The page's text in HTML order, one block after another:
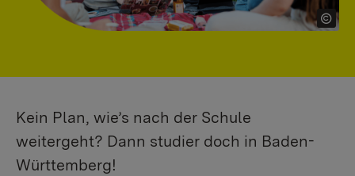
Kein Plan, wie’s nach der Schule
weitergeht? Dann studier doch in Baden-
Württemberg!